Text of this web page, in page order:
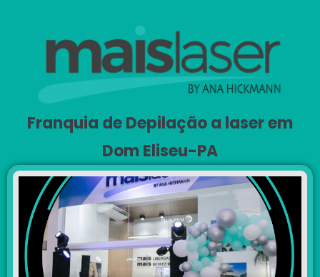
Franquia de Depilação a laser em
Dom Eliseu-PA